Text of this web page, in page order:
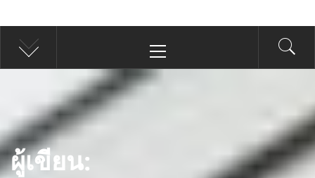
THE EXCELLENCE BKK
Menu
ผู้เขียน: